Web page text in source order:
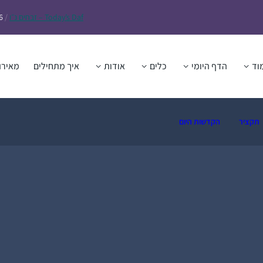
Today’s Daf – זבחים נ״ו /
הדף היומי כלים אודות איך מתחילים
תקציר הקדשות היום